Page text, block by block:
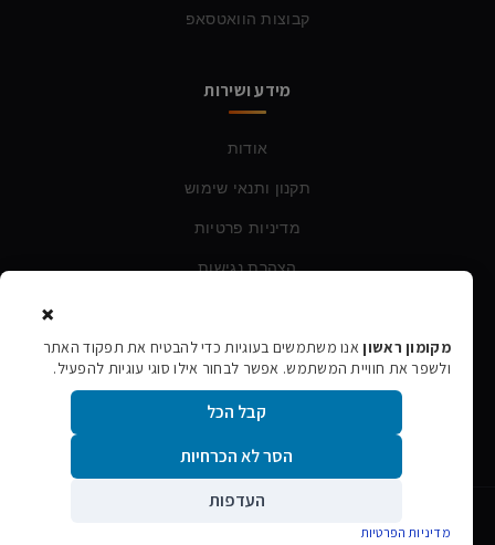
קבוצות הוואטסאפ
מידע ושירות
אודות
תקנון ותנאי שימוש
מדיניות פרטיות
הצהרת נגישות
צרו קשר
טלפון: 054-760-6388
×
מקומון ראשוןאנו משתמשים בעוגיות כדי להבטיח את תפקוד האתר
ולשפר את חוויית המשתמש. אפשר לבחור אילו סוגי עוגיות להפעיל.
קבל הכל
הסר לא הכרחיות
העדפות
מדיניות הפרטיות